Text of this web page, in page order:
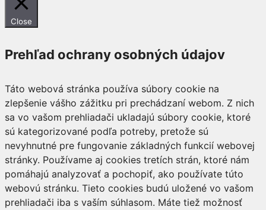
Close
Prehľad ochrany osobných údajov
Táto webová stránka používa súbory cookie na
zlepšenie vášho zážitku pri prechádzaní webom. Z nich
sa vo vašom prehliadači ukladajú súbory cookie, ktoré
sú kategorizované podľa potreby, pretože sú
nevyhnutné pre fungovanie základných funkcií webovej
stránky. Používame aj cookies tretích strán, ktoré nám
pomáhajú analyzovať a pochopiť, ako používate túto
webovú stránku. Tieto cookies budú uložené vo vašom
prehliadači iba s vaším súhlasom. Máte tiež možnosť